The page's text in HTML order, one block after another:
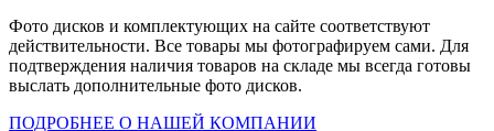
Фото дисков и комплектующих на сайте соответствуют
действительности. Все товары мы фотографируем сами. Для
подтверждения наличия товаров на складе мы всегда готовы
выслать дополнительные фото дисков.
ПОДРОБНЕЕ О НАШЕЙ КОМПАНИИ